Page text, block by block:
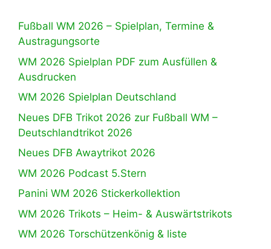
Fußball WM 2026 – Spielplan, Termine &
Austragungsorte
WM 2026 Spielplan PDF zum Ausfüllen &
Ausdrucken
WM 2026 Spielplan Deutschland
Neues DFB Trikot 2026 zur Fußball WM –
Deutschlandtrikot 2026
Neues DFB Awaytrikot 2026
WM 2026 Podcast 5.Stern
Panini WM 2026 Stickerkollektion
WM 2026 Trikots – Heim- & Auswärtstrikots
WM 2026 Torschützenkönig & liste